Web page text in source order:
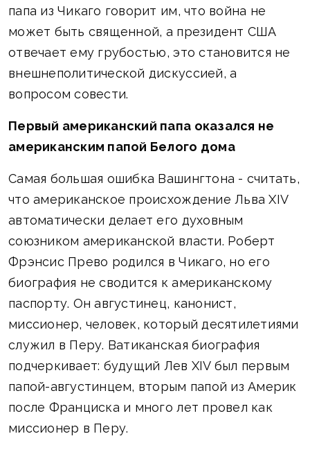
папа из Чикаго говорит им, что война не
может быть священной, а президент США
отвечает ему грубостью, это становится не
внешнеполитической дискуссией, а
вопросом совести.
Первый американский папа оказался не
американским папой Белого дома
Самая большая ошибка Вашингтона - считать,
что американское происхождение Льва XIV
автоматически делает его духовным
союзником американской власти. Роберт
Фрэнсис Прево родился в Чикаго, но его
биография не сводится к американскому
паспорту. Он августинец, канонист,
миссионер, человек, который десятилетиями
служил в Перу. Ватиканская биография
подчеркивает: будущий Лев XIV был первым
папой-августинцем, вторым папой из Америк
после Франциска и много лет провел как
миссионер в Перу.